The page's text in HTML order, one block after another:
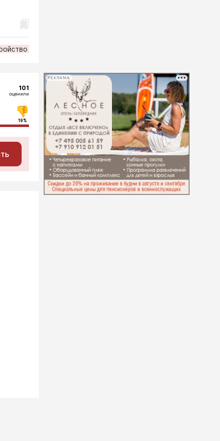
101
оценили
19%
РЕКЛАМА